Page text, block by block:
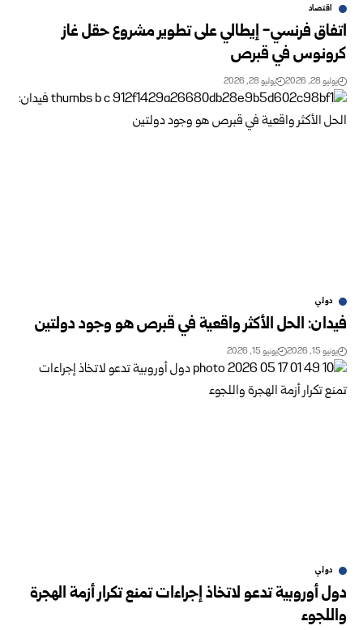
اقتصاد
اتفاق فرنسي- إيطالي على تطوير مشروع حقل غاز
كرونوس في قبرص
يوليو 28, 2026 يوليو 28, 2026
دولي
فيدان: الحل الأكثر واقعية في قبرص هو وجود دولتين
يونيو 15, 2026 يونيو 15, 2026
دولي
دول أوروبية تدعو لاتخاذ إجراءات تمنع تكرار أزمة الهجرة
واللجوء‏‏